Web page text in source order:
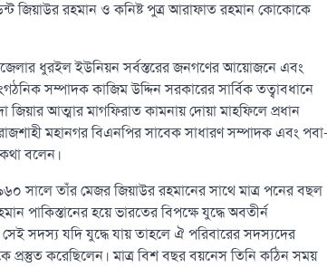
জিয়াউর রহমান ও কনিষ্ট পুত্র আরাফাত রহমান কোকোকে
ধুরইল ইউনিয়ন সর্বস্তরের জনগণের আয়োজনে এবং
সম্পাদক কাজিম উদ্দিন সরকারের সার্বিক তত্বাবধানে
জিয়ার আত্মার মাগফিরাত কামনায় দোয়া মাহফিলে প্রধান
মহানগর বিএনপির সাবেক সাধারণ সম্পাদক এবং পবা-
বলেন।
সালে তাঁর মেজর জিয়াউর রহমানের সাথে মাত্র পনের বছল
পাকিস্তানের হয়ে ভারতের বিপক্ষে যুদ্ধে অবতীর্ন
সদস্য যদি যুদ্ধে যায় তাহলে ঐ পরিবারের সদস্যদের
প্রস্তুত করেছিলেন। মাত্র বিশ বছর বয়নেস তিনি কঠিন সময়